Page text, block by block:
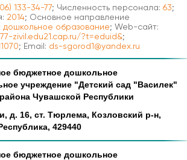
133-34-77; Численность персонала: 63;
2014; Основное направление
дошкольное образование; Web-сайт:
zivil.edu21.cap.ru/?t=eduid&;
; Email: ds-sgorod1@yandex.ru
бюджетное дошкольное
учреждение "Детский сад "Василек"
Чувашской Республики
д. 16, ст. Тюрлема, Козловский р-н,
429440
бюджетное дошкольное